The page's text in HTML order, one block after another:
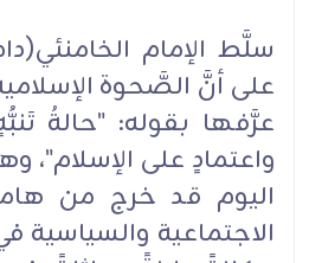
سلَّط الإمام
على أنَّ الصَّحوة
عرَّفها بقوله: "حالةُ
واعتمادٍ على الإسلام"،
اليوم قد خرج من
الاجتماعية والسياسية